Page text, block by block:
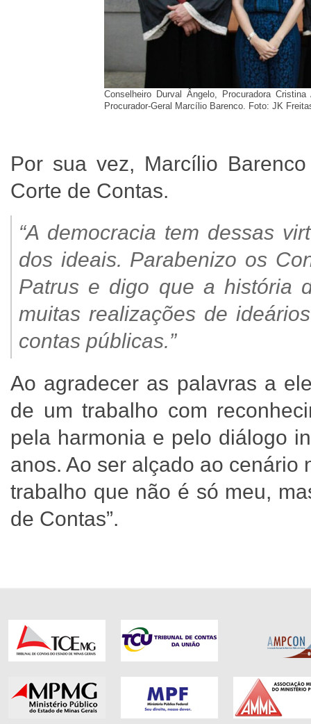
Conselheiro Durval Ângelo, Procuradora
Procurador-Geral Marcílio Barenco. Foto: JK
Por sua vez, Marcílio
Corte de Contas.
“A democracia tem dessas
dos ideais. Parabenizo os
Patrus e digo que a história
muitas realizações de
contas públicas.”
Ao agradecer as palavras a
de um trabalho com
pela harmonia e pelo diálogo
anos. Ao ser alçado ao cenário
trabalho que não é só meu,
de Contas”.